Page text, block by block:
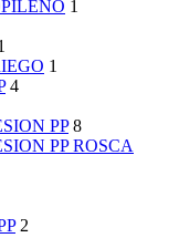
1
1
4
PP 8
PP ROSCA
2